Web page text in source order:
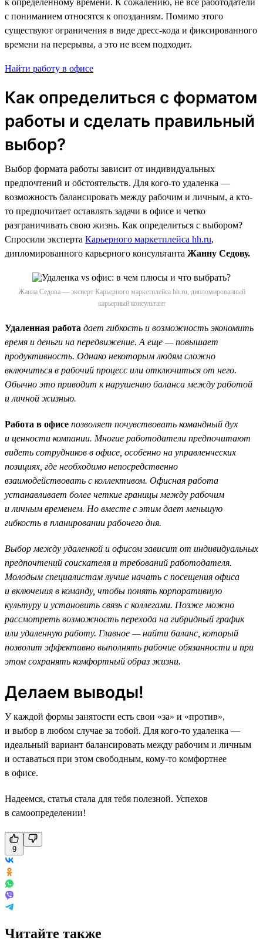
с пониманием относятся к опозданиям. Помимо этого
существуют ограничения в виде дресс-кода и фиксированного
времени на перерывы, а это не всем подходит.
Найти работу в офисе
Как определиться с форматом
работы и сделать правильный
выбор?
Выбор формата работы зависит от индивидуальных
предпочтений и обстоятельств. Для кого-то удаленка —
возможность балансировать между рабочим и личным, а кто-
то предпочитает оставлять задачи в офисе и четко
разграничивать свою жизнь. Как определиться с выбором?
Спросили эксперта Карьерного маркетплейса hh.ru,
дипломированного карьерного консультанта Жанну Седову.
Жанна Седова — эксперт Карьерного маркетплейса hh.ru, дипломированный
карьерный консультант
Удаленная работа дает гибкость и возможность экономить
время и деньги на передвижение. А еще — повышает
продуктивность. Однако некоторым людям сложно
включиться в рабочий процесс или отключиться от него.
Обычно это приводит к нарушению баланса между работой
и личной жизнью.
Работа в офисе позволяет почувствовать командный дух
и ценности компании. Многие работодатели предпочитают
видеть сотрудников в офисе, особенно на управленческих
позициях, где необходимо непосредственно
взаимодействовать с коллективом. Офисная работа
устанавливает более четкие границы между рабочим
и личным временем. Но вместе с этим дает меньшую
гибкость в планировании рабочего дня.
Выбор между удаленкой и офисом зависит от индивидуальных
предпочтений соискателя и требований работодателя.
Молодым специалистам лучше начать с посещения офиса
и включения в команду, чтобы понять корпоративную
культуру и установить связь с коллегами. Позже можно
рассмотреть возможность перехода на гибридный график
или удаленную работу. Главное — найти баланс, который
позволит эффективно выполнять рабочие обязанности и при
этом сохранять комфортный образ жизни.
Делаем выводы!
У каждой формы занятости есть свои «за» и «против»,
и выбор в любом случае за тобой. Для кого-то удаленка —
идеальный вариант балансировать между рабочим и личным
и оставаться при этом свободным, кому-то комфортнее
в офисе.
Надеемся, статья стала для тебя полезной. Успехов
в самоопределении!
9
Читайте также